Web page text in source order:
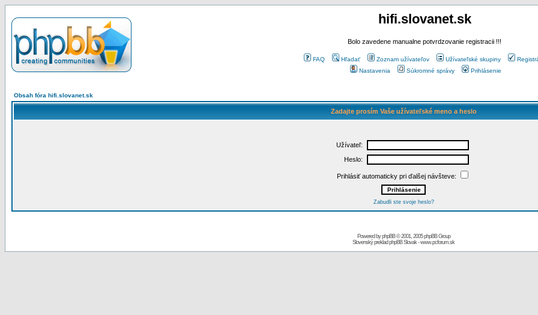
hifi.slovanet.sk
Bolo zavedene manualne potvrdzovanie registracii !!!
FAQ Hľadať Zoznam užívateľov Užívateľské skupiny
Nastavenia
Súkromné správy Prihlásenie
Obsah fóra hifi.slovanet.sk
Zadajte prosím Vaše užívateľské meno a heslo
Užívateľ:
Heslo:
Prihlásiť automaticky pri ďalšej návšteve:
Zabudli ste svoje heslo?
Powered byphpBB© 2001, 2005 phpBB Group
Slovenský preklad phpBB Slovak-www.pcforum.sk